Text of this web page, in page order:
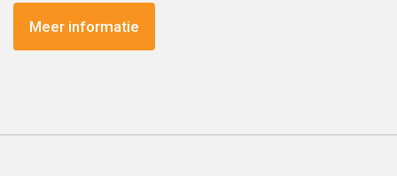
Meer informatie